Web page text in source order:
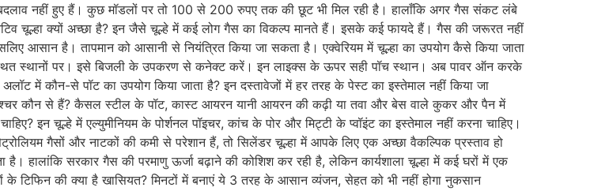
नहीं हुए हैं। कुछ मॉडलों पर तो 100 से 200 रुपए तक की छूट भी मिल रही है। हालाँकि अगर गैस संकट लंबे
चूल्हा क्यों अच्छा है? इन जैसे चूल्हे में कई लोग गैस का विकल्प मानते हैं। इसके कई फायदे हैं। गैस की जरूरत नहीं
आसान है। तापमान को आसानी से नियंत्रित किया जा सकता है। एक्वेरियम में चूल्हा का उपयोग कैसे किया जाता
स्थानों पर। इसे बिजली के उपकरण से कनेक्ट करें। इन लाइक्स के ऊपर सही पॉच स्थान। अब पावर ऑन करके
में कौन-से पॉट का उपयोग किया जाता है? इन दस्तावेजों में हर तरह के पेस्ट का इस्तेमाल नहीं किया जा
कौन से हैं? कैसल स्टील के पॉट, कास्ट आयरन यानी आयरन की कढ़ी या तवा और बेस वाले कुकर और पैन में
इन चूल्हे में एल्युमीनियम के पोर्शनल पॉइचर, कांच के पोर और मिट्टी के प्वॉइंट का इस्तेमाल नहीं करना चाहिए।
गैसों और नाटकों की कमी से परेशान हैं, तो सिलेंडर चूल्हा में आपके लिए एक अच्छा वैकल्पिक प्रस्ताव हो
हालांकि सरकार गैस की परमाणु ऊर्जा बढ़ाने की कोशिश कर रही है, लेकिन कार्यशाला चूल्हा में कई घरों में एक
टिफिन की क्या है खासियत? मिनटों में बनाएं ये 3 तरह के आसान व्यंजन, सेहत को भी नहीं होगा नुकसान